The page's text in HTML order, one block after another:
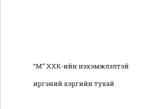
“М” ХХК-ийн нэхэмжлэлтэй
иргэний хэргийн тухай